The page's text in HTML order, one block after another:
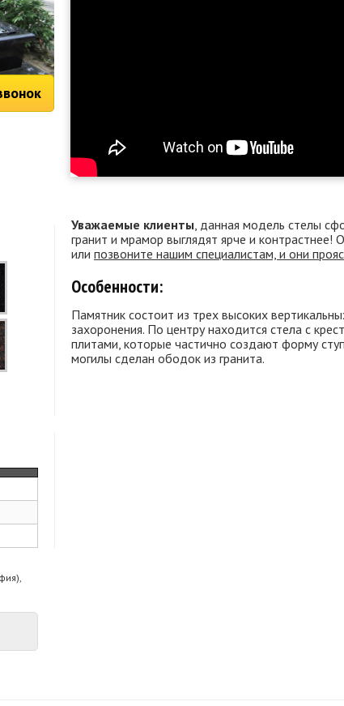
Уважаемые клиенты , данная модель стелы
гранит и мрамор выглядят ярче и контрастнее!
или позвоните нашим специалистам, и они
Особенности:
Памятник состоит из трех высоких
захоронения. По центру находится стела с
плитами, которые частично создают форму
могилы сделан ободок из гранита.